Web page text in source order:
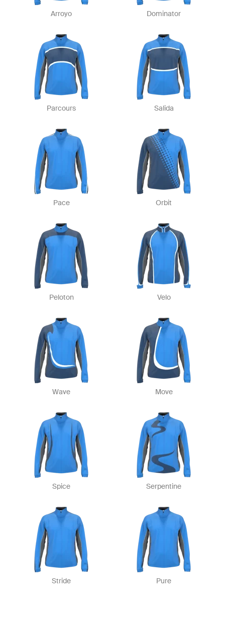
Arroyo Dominator
Parcours Salida
Pace Orbit
Peloton Velo
Wave Move
Spice Serpentine
Stride Pure